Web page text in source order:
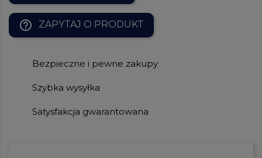
help_outline ZAPYTAJ O PRODUKT
Bezpieczne i pewne zakupy
Szybka wysyłka
Satysfakcja gwarantowana